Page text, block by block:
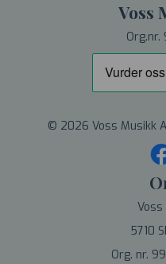
Voss
Org.nr.
© 2026 Voss Musikk
Voss
5710
Org. nr.